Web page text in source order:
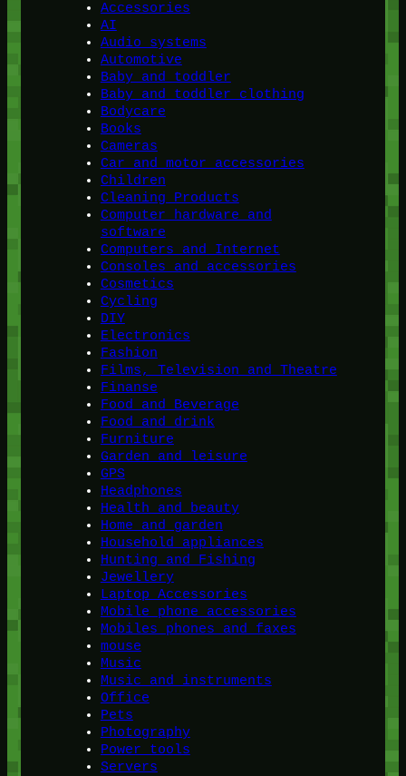
Accessories
AI
Audio systems
Automotive
Baby and toddler
Baby and toddler clothing
Bodycare
Books
Cameras
Car and motor accessories
Children
Cleaning Products
Computer hardware and
software
Computers and Internet
Consoles and accessories
Cosmetics
Cycling
DIY
Electronics
Fashion
Films, Television and Theatre
Finanse
Food and Beverage
Food and drink
Furniture
Garden and leisure
GPS
Headphones
Health and beauty
Home and garden
Household appliances
Hunting and Fishing
Jewellery
Laptop Accessories
Mobile phone accessories
Mobiles phones and faxes
mouse
Music
Music and instruments
Office
Pets
Photography
Power tools
Servers